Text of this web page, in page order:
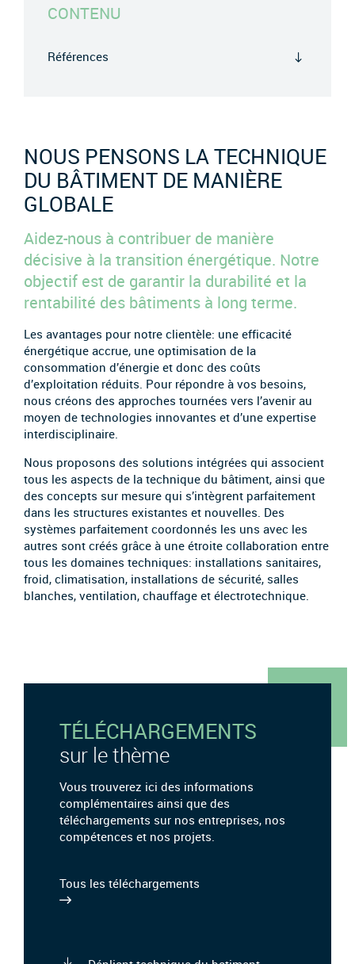
CONTENU
Références
NOUS PENSONS LA TECHNIQUE
DU BÂTIMENT DE MANIÈRE
GLOBALE
Aidez-nous à contribuer de manière
décisive à la transition énergétique. Notre
objectif est de garantir la durabilité et la
rentabilité des bâtiments à long terme.
Les avantages pour notre clientèle: une efficacité
énergétique accrue, une optimisation de la
consommation d’énergie et donc des coûts
d’exploitation réduits. Pour répondre à vos besoins,
nous créons des approches tournées vers l’avenir au
moyen de technologies innovantes et d’une expertise
interdisciplinaire.
Nous proposons des solutions intégrées qui associent
tous les aspects de la technique du bâtiment, ainsi que
des concepts sur mesure qui s’intègrent parfaitement
dans les structures existantes et nouvelles. Des
systèmes parfaitement coordonnés les uns avec les
autres sont créés grâce à une étroite collaboration entre
tous les domaines techniques: installations sanitaires,
froid, climatisation, installations de sécurité, salles
blanches, ventilation, chauffage et électrotechnique.
TÉLÉCHARGEMENTS
sur le thème
Vous trouverez ici des informations
complémentaires ainsi que des
téléchargements sur nos entreprises, nos
compétences et nos projets.
Tous les téléchargements